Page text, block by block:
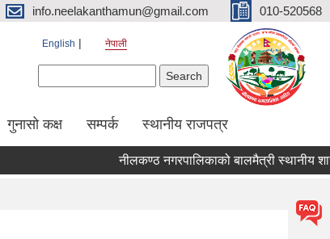
info.neelakanthamun@gmail.com 010-520568
English नेपाली
गुनासो कक्ष सम्पर्क स्थानीय राजपत्र
नीलकण्ठ नगरपालिकाको बालमैत्री स्थानीय